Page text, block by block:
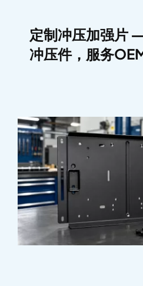
定制冲压加强片
冲压件，服务